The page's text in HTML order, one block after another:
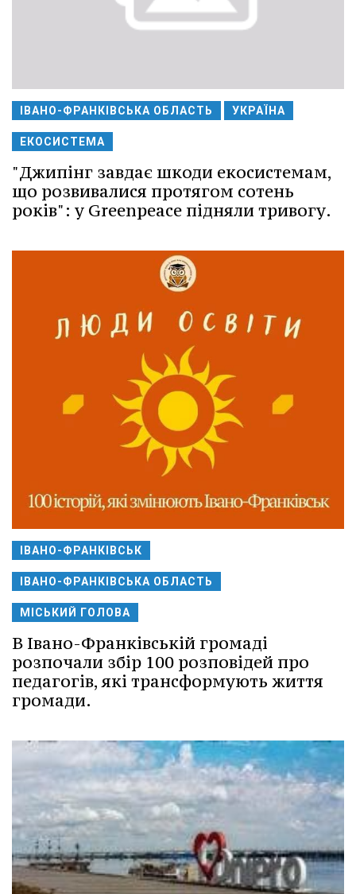
ІВАНО-ФРАНКІВСЬКА ОБЛАСТЬ УКРАЇНА
ЕКОСИСТЕМА
"Джипінг завдає шкоди екосистемам,
що розвивалися протягом сотень
років": у Greenpeace підняли тривогу.
ІВАНО-ФРАНКІВСЬК
ІВАНО-ФРАНКІВСЬКА ОБЛАСТЬ
МІСЬКИЙ ГОЛОВА
В Івано-Франківській громаді
розпочали збір 100 розповідей про
педагогів, які трансформують життя
громади.